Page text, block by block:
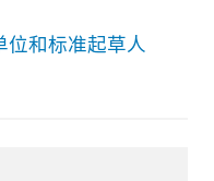
位和标准起草人